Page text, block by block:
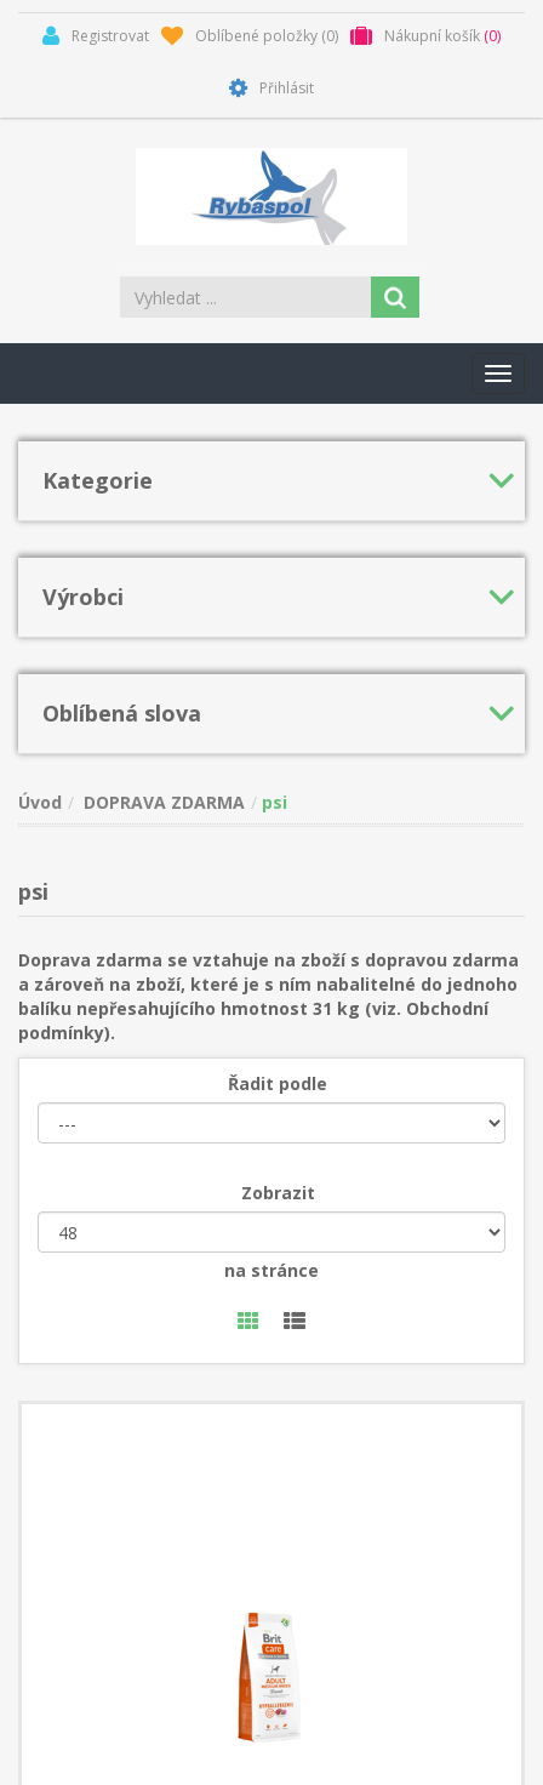
Registrovat Oblíbené položky (0) Nákupní košík (0)
Přihlásit
Kategorie
Výrobci
Oblíbená slova
Úvod DOPRAVA ZDARMA psi
psi
Doprava zdarma se vztahuje na zboží s dopravou zdarma
a zároveň na zboží, které je s ním nabalitelné do jednoho
balíku nepřesahujícího hmotnost 31 kg (viz. Obchodní
podmínky).
Řadit podle
Zobrazit
na stránce